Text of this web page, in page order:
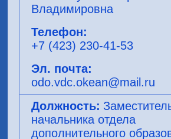
Владимировна
+7 (423) 230-41-53
odo.vdc.okean@mail.ru
начальника отдела
дополнительного